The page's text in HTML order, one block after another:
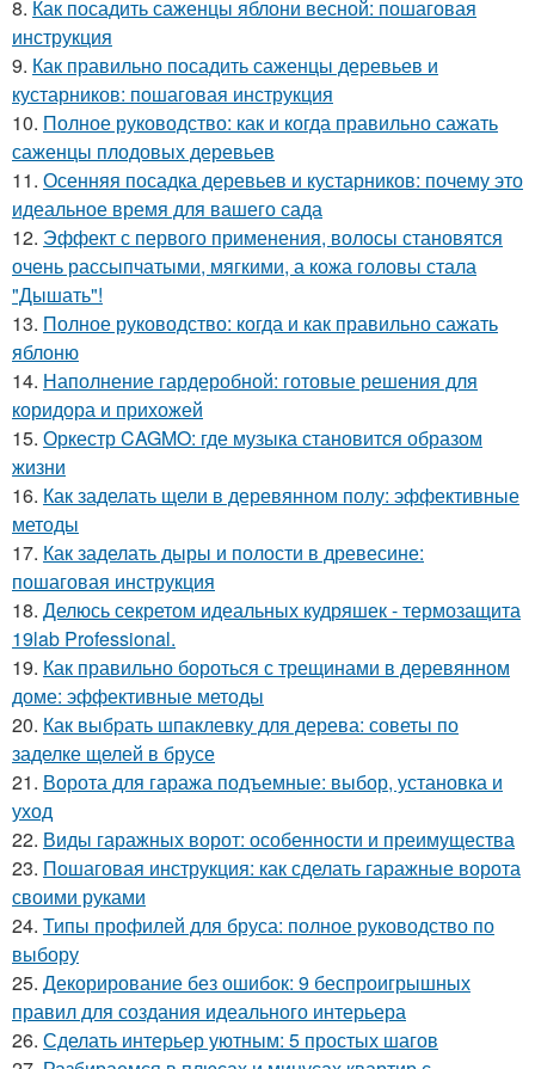
8. Как посадить саженцы яблони весной: пошаговая
инструкция
9. Как правильно посадить саженцы деревьев и
кустарников: пошаговая инструкция
10. Полное руководство: как и когда правильно сажать
саженцы плодовых деревьев
11. Осенняя посадка деревьев и кустарников: почему это
идеальное время для вашего сада
12. Эффект с первого применения, волосы становятся
очень рассыпчатыми, мягкими, а кожа головы стала
"Дышать"!
13. Полное руководство: когда и как правильно сажать
яблоню
14. Наполнение гардеробной: готовые решения для
коридора и прихожей
15. Оркестр CAGMO: где музыка становится образом
жизни
16. Как заделать щели в деревянном полу: эффективные
методы
17. Как заделать дыры и полости в древесине:
пошаговая инструкция
18. Делюсь секретом идеальных кудряшек - термозащита
19lab Professional.
19. Как правильно бороться с трещинами в деревянном
доме: эффективные методы
20. Как выбрать шпаклевку для дерева: советы по
заделке щелей в брусе
21. Ворота для гаража подъемные: выбор, установка и
уход
22. Виды гаражных ворот: особенности и преимущества
23. Пошаговая инструкция: как сделать гаражные ворота
своими руками
24. Типы профилей для бруса: полное руководство по
выбору
25. Декорирование без ошибок: 9 беспроигрышных
правил для создания идеального интерьера
26. Сделать интерьер уютным: 5 простых шагов